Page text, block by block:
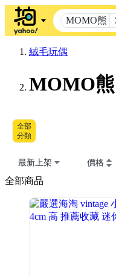
MOMO熊
絨毛玩偶
MOMO熊
全部
分類
最新上架 價格
全部商品